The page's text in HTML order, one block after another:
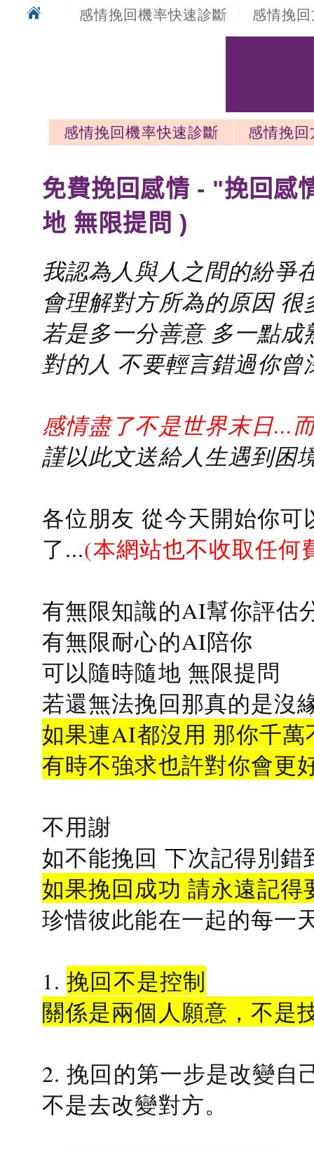
感情挽回機率快速診斷 感情挽
感情挽回機率快速診斷
感情挽
免費挽回感情 - "挽回感
地 無限提問 )
我認為人與人之間的紛爭
會理解對方所為的原因
若是多一分善意 多一點
對的人 不要輕言錯過你曾
感情盡了不是世界末日...
謹以此文送給人生遇到困
各位朋友 從今天開始你
了...(本網站也不收取任何
有無限知識的AI幫你評估
有無限耐心的AI陪你
可以隨時隨地 無限提問
若還無法挽回那真的是沒
如果連AI都沒用 那你千
有時不強求也許對你會更
不用謝
如不能挽回 下次記得別錯
如果挽回成功 請永遠記得
珍惜彼此能在一起的每一
1.挽回不是控制
關係是兩個人願意，不是
2. 挽回的第一步是改變自
不是去改變對方。